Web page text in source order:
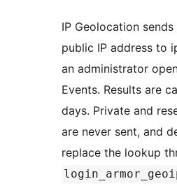
IP Geolocation
public IP address to
an administrator
Events. Results are
days. Private and
are never sent, and
replace the lookup